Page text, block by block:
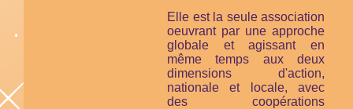
Elle est la seule association
oeuvrant par une approche
globale et agissant en
même temps aux deux
dimensions d'action,
nationale et locale, avec
des coopérations